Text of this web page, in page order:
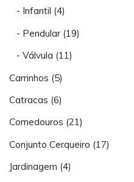
- Infantil (4)
- Pendular (19)
- Válvula (11)
Carrinhos (5)
Catracas (6)
Comedouros (21)
Conjunto Cerqueiro (17)
Jardinagem (4)